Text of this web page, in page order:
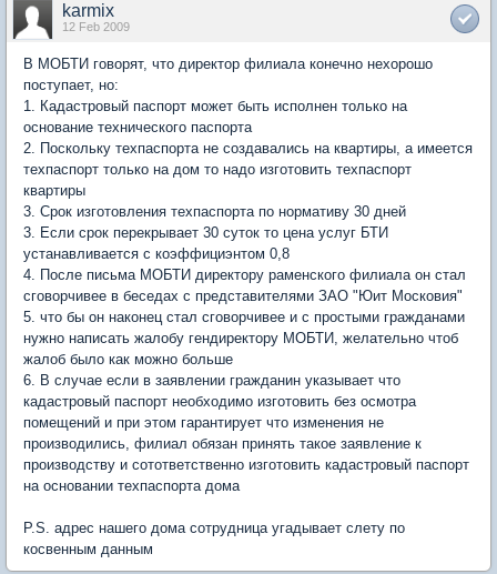
karmix
12 Feb 2009
В МОБТИ говорят, что директор филиала конечно нехорошо
поступает, но:
1. Кадастровый паспорт может быть исполнен только на
основание технического паспорта
2. Поскольку техпаспорта не создавались на квартиры, а имеется
техпаспорт только на дом то надо изготовить техпаспорт
квартиры
3. Срок изготовления техпаспорта по нормативу 30 дней
3. Если срок перекрывает 30 суток то цена услуг БТИ
устанавливается с коэффициэнтом 0,8
4. После письма МОБТИ директору раменского филиала он стал
сговорчивее в беседах с представителями ЗАО "Юит Московия"
5. что бы он наконец стал сговорчивее и с простыми гражданами
нужно написать жалобу гендиректору МОБТИ, желательно чтоб
жалоб было как можно больше
6. В случае если в заявлении гражданин указывает что
кадастровый паспорт необходимо изготовить без осмотра
помещений и при этом гарантирует что изменения не
производились, филиал обязан принять такое заявление к
производству и сотответственно изготовить кадастровый паспорт
на основании техпаспорта дома
P.S. адрес нашего дома сотрудница угадывает слету по
косвенным данным